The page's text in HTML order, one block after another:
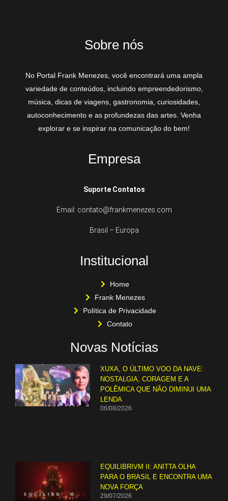
Sobre nós
No Portal Frank Menezes, você encontrará uma ampla
variedade de conteúdos, incluindo empreendedorismo,
música, dicas de viagens, gastronomia, curiosidades,
autoconhecimento e as profundezas das artes. Venha
explorar e se inspirar na comunicação do bem!
Empresa
Suporte Contatos
Email: contato@frankmenezes.com
Brasil – Europa
Institucional
Home
Frank Menezes
Política de Privacidade
Contato
Novas Notícias
XUXA, O ÚLTIMO VOO DA NAVE:
NOSTALGIA, CORAGEM E A
POLÊMICA QUE NÃO DIMINUI UMA
LENDA
06/08/2026
EQUILIBRIVM II: ANITTA OLHA
PARA O BRASIL E ENCONTRA UMA
NOVA FORÇA
29/07/2026